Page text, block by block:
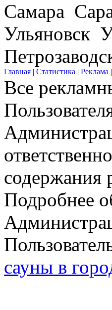
Самара
Ульяновск
Главная | Статистика | Реклама |
Все
содержания
Подробнее
сауны в